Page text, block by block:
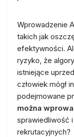
Wprowadzenie
takich jak
efektywności.
ryzyko, że
istniejące
człowiek mógł
podejmowane
można
sprawiedliwość
rekrutacyjnych?